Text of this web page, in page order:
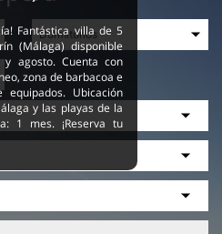
Fantástica villa de 5
(Málaga) disponible
agosto. Cuenta con
zona de barbacoa e
equipados. Ubicación
y las playas de la
1 mes. ¡Reserva tu